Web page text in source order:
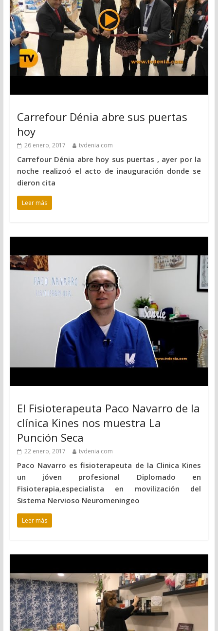
Carrefour Dénia abre sus puertas
hoy
26 enero, 2017 tvdenia.com
Carrefour Dénia abre hoy sus puertas , ayer por la
noche realizoó el acto de inauguración donde se
dieron cita
Leer más
El Fisioterapeuta Paco Navarro de la
clínica Kines nos muestra La
Punción Seca
22 enero, 2017 tvdenia.com
Paco Navarro es fisioterapeuta de la Clinica Kines
un jóven profesional Diplomado en
Fisioterapia,especialista en movilización del
Sistema Nervioso Neuromeningeo
Leer más